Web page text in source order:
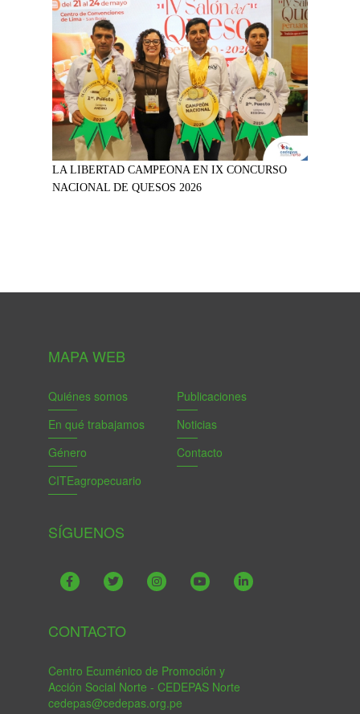
LA LIBERTAD CAMPEONA EN IX CONCURSO
NACIONAL DE QUESOS 2026
MAPA WEB
Quiénes somos
En qué trabajamos
Género
CITEagropecuario
Publicaciones
Noticias
Contacto
SÍGUENOS
CONTACTO
Centro Ecuménico de Promoción y
Acción Social Norte - CEDEPAS Norte
cedepas@cedepas.org.pe